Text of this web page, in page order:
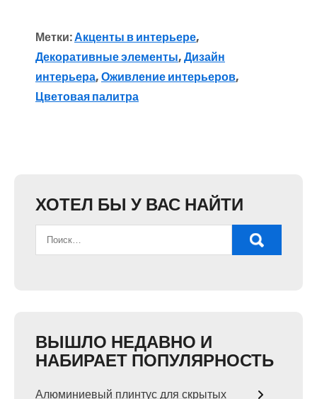
Метки:Акценты в интерьере,
Декоративные элементы,Дизайн
интерьера,Оживление интерьеров,
Цветовая палитра
ХОТЕЛ БЫ У ВАС НАЙТИ
ВЫШЛО НЕДАВНО И
НАБИРАЕТ ПОПУЛЯРНОСТЬ
Алюминиевый плинтус для скрытых